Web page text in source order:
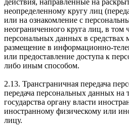
неопределенному кругу лиц
или на ознакомление с
неограниченного круга лиц, в том
персональных данных в
размещение в информационно-
или предоставление доступа к
либо иным способом.
2.13. Трансграничная передача
передача персональных данных на
государства органу власти
иностранному физическому или
лицу.